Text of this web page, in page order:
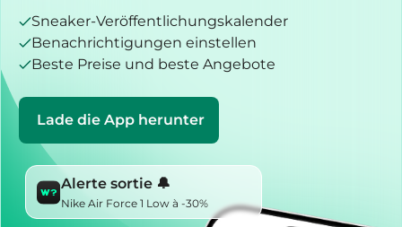
Sneaker-Veröffentlichungskalender
Benachrichtigungen einstellen
Beste Preise und beste Angebote
Lade die App herunter
Alerte sortie 🔔
Nike Air Force 1 Low à -30%